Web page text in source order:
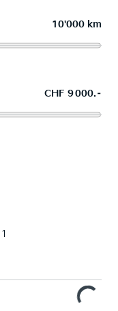
10'000 km
CHF 9 000.–
1